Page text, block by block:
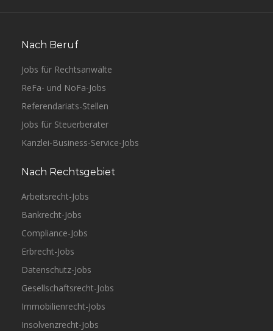
Nach Beruf
Jobs für Rechtsanwälte
ReFa- und NoFa-Jobs
Referendariats-Stellen
Jobs für Steuerberater
Kanzlei-Business-Service-Jobs
Nach Rechtsgebiet
Arbeitsrecht-Jobs
Bankrecht-Jobs
Compliance-Jobs
Erbrecht-Jobs
Datenschutz-Jobs
Gesellschaftsrecht-Jobs
Immobilienrecht-Jobs
Insolvenzrecht-Jobs